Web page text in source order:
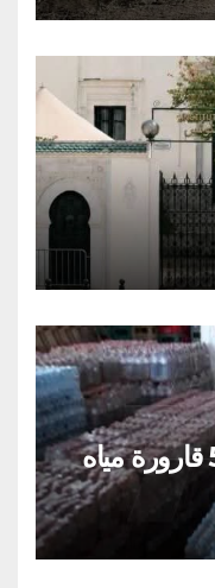
نابل: حجز أكثر من 5000 قارورة مياه